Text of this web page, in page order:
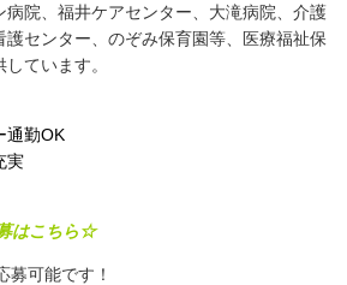
病院、福井ケアセンター、大滝病院、介護
センター、のぞみ保育園等、医療福祉保
ています。
通勤OK
実
はこちら☆
募可能です！